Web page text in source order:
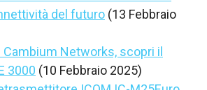
del futuro (13 Febbraio
Cambium Networks, scopri il
3000 (10 Febbraio 2025)